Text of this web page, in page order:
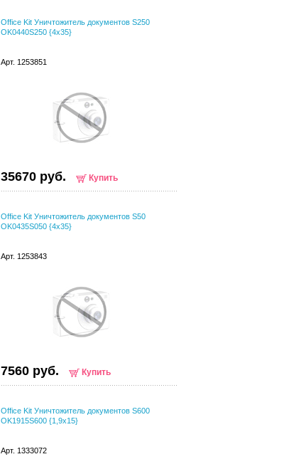
Office Kit Уничтожитель документов S250
OK0440S250 {4x35}
Арт. 1253851
35670 руб. Купить
Office Kit Уничтожитель документов S50
OK0435S050 {4x35}
Арт. 1253843
7560 руб. Купить
Office Kit Уничтожитель документов S600
OK1915S600 {1,9x15}
Арт. 1333072